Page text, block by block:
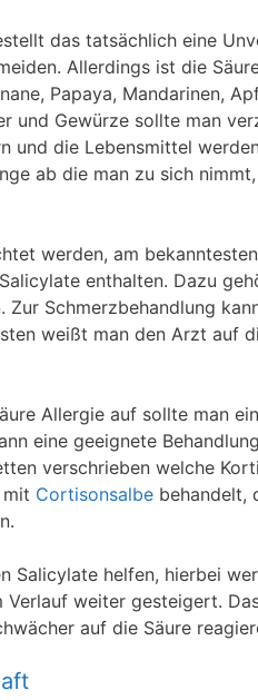
das tatsächlich eine
Allerdings ist die
Papaya, Mandarinen,
und Gewürze sollte man
und die Lebensmittel
ab die man zu sich
werden, am
enthalten. Dazu
Schmerzbehandlung
weißt man den Arzt auf
Allergie auf sollte man
eine geeignete
verschrieben welche
Cortisonsalbe behandelt,
Salicylate helfen, hierbei
weiter gesteigert.
auf die Säure